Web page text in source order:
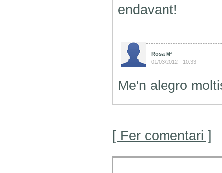
endavant!
Rosa Mª
01/03/2012
10:33
Me'n alegro
[ Fer comentari ]